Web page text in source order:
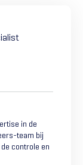
in de
team bij
controle en